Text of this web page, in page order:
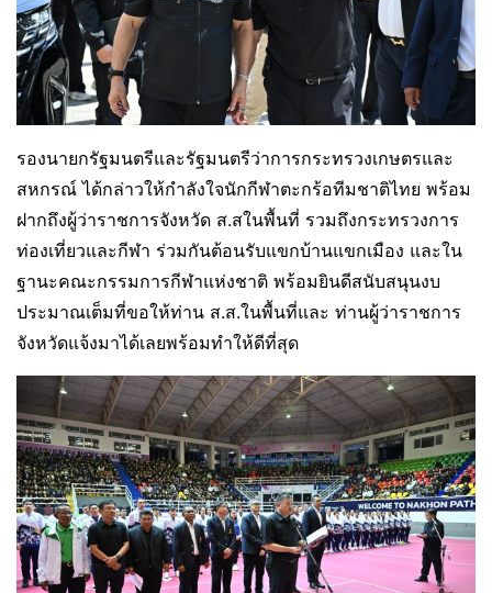
รองนายกรัฐมนตรีและรัฐมนตรีว่าการกระทรวงเกษตรและ
สหกรณ์ ได้กล่าวให้กำลังใจนักกีฬาตะกร้อทีมชาติไทย พร้อม
ฝากถึงผู้ว่าราชการจังหวัด ส.สในพื้นที่ รวมถึงกระทรวงการ
ท่องเที่ยวและกีฬา ร่วมกันต้อนรับแขกบ้านแขกเมือง และใน
ฐานะคณะกรรมการกีฬาแห่งชาติ พร้อมยินดีสนับสนุนงบ
ประมาณเต็มที่ขอให้ท่าน ส.ส.ในพื้นที่และ ท่านผู้ว่าราชการ
จังหวัดแจ้งมาได้เลยพร้อมทำให้ดีที่สุด